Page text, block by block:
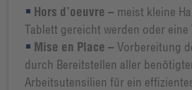
Hors d’oeuvre – meist kleine
Tablett gereicht werden oder eine
Mise en Place –Vorbereitung
durch Bereitstellen aller
Arbeitsutensilien für ein